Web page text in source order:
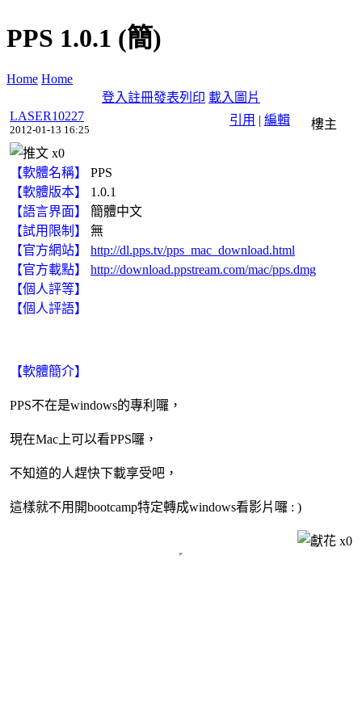
PPS 1.0.1 (簡)
Home Home
登入註冊發表列印 載入圖片
引用 | 編輯
LASER10227
2012-01-13 16:25 樓主
x0
【軟體名稱】
PPS
【軟體版本】
1.0.1
【語言界面】
簡體中文
【試用限制】
無
【官方網站】
http://dl.pps.tv/pps_mac_download.html
【官方載點】
http://download.ppstream.com/mac/pps.dmg
【個人評等】
【個人評語】
【軟體簡介】
PPS不在是windows的專利囉，
現在Mac上可以看PPS囉，
不知道的人趕快下載享受吧，
這樣就不用開bootcamp特定轉成windows看影片囉 : )
x0